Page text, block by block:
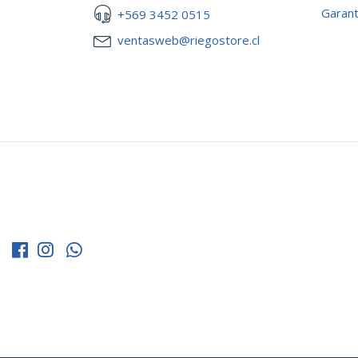
+569 3452 0515
ventasweb@riegostore.cl